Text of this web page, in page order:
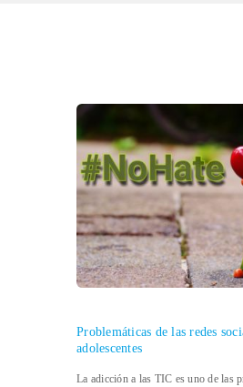
Problemáticas de las redes
adolescentes
La adicción a las TIC es uno de las